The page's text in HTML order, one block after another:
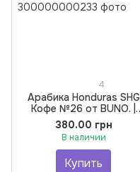
4
Арабика Honduras SHG
Кофе №26 от BUNO. |
Кофе зерновой, Обжарка
для Эспрессо, 250 г
380.00 грн
В наличии
Купить